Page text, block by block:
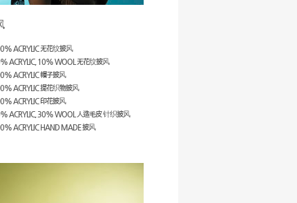
ACRYLIC 无花纹披风
ACRYLIC, 10% WOOL 无花纹披风
ACRYLIC 帽子披风
ACRYLIC 提花织物披风
ACRYLIC 印花披风
ACRYLIC, 30% WOOL 人造毛皮 针织披风
ACRYLIC HAND MADE 披风